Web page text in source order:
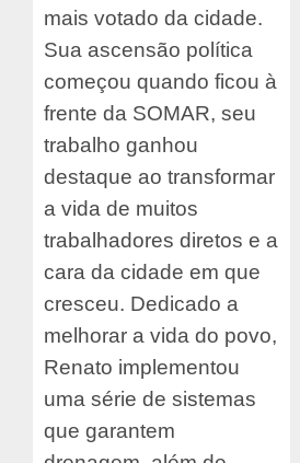
mais votado da cidade.
Sua ascensão política
começou quando ficou à
frente da SOMAR, seu
trabalho ganhou
destaque ao transformar
a vida de muitos
trabalhadores diretos e a
cara da cidade em que
cresceu. Dedicado a
melhorar a vida do povo,
Renato implementou
uma série de sistemas
que garantem